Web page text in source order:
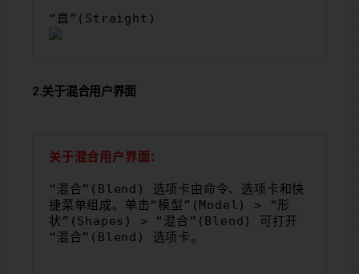
“直”(Straight)
2.关于混合用户界面
关于混合用户界面：
“混合”(Blend) 选项卡由命令、选项卡和快
捷菜单组成。单击“模型”(Model) > “形
状”(Shapes) > “混合”(Blend) 可打开
“混合”(Blend) 选项卡。